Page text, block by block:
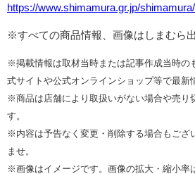
https://www.shimamura.gr.jp/
※すべての商品情報、画像はしまむら出
※掲載情報は取材当時または記事作成当時の
式サイトや公式オンラインショップ等で最新
※商品は店舗により取扱いがない場合や売り
す。
※内容は予告なく変更・削除する場合もござ
ませ。
※画像はイメージです。画像の拡大・縮小率